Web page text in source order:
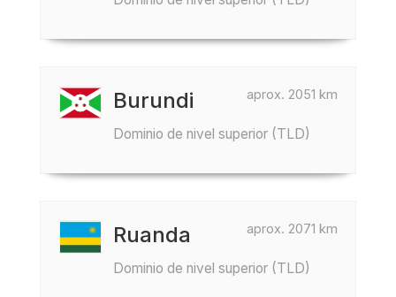
aprox. 2051 km
Burundi
Dominio de nivel superior (TLD)
aprox. 2071 km
Ruanda
Dominio de nivel superior (TLD)